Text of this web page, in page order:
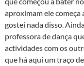
aproximam ele começa
gostei nada disso.
professora de dança
actividades com os
que há aqui um traço